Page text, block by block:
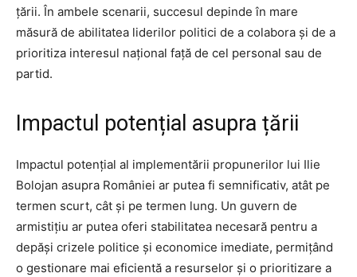
țării. În ambele scenarii, succesul depinde în mare
măsură de abilitatea liderilor politici de a colabora și de a
prioritiza interesul național față de cel personal sau de
partid.
Impactul potențial asupra țării
Impactul potențial al implementării propunerilor lui Ilie
Bolojan asupra României ar putea fi semnificativ, atât pe
termen scurt, cât și pe termen lung. Un guvern de
armistițiu ar putea oferi stabilitatea necesară pentru a
depăși crizele politice și economice imediate, permițând
o gestionare mai eficientă a resurselor și o prioritizare a